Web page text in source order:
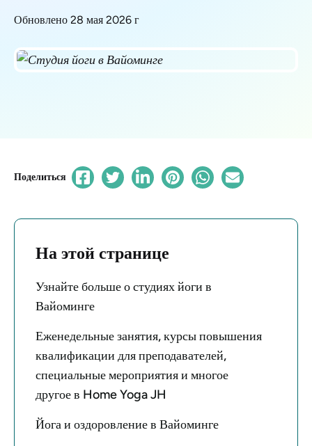
Обновлено 28 мая 2026 г
Поделиться
На этой странице
Узнайте больше о студиях йоги в
Вайоминге
Еженедельные занятия, курсы повышения
квалификации для преподавателей,
специальные мероприятия и многое
другое в Home Yoga JH
Йога и оздоровление в Вайоминге